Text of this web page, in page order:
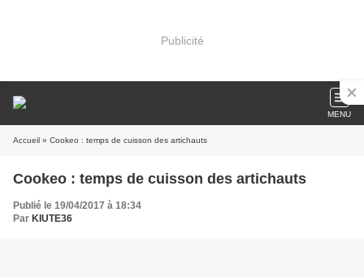
Publicité
MENU
Accueil » Cookeo : temps de cuisson des artichauts
Cookeo : temps de cuisson des artichauts
Publié le 19/04/2017 à 18:34
Par KIUTE36